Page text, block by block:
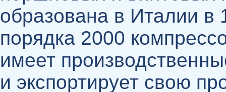
образована в Италии в
порядка 2000
имеет
и экспортирует свою